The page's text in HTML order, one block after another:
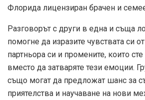
Флорида лицензиран брачен и
Разговорът с други в една и съща
помогне да изразите чувствата си
партньора си и промените, които
вместо да затваряте тези емоции.
също могат да предложат шанс за
приятелства и научаване на нови